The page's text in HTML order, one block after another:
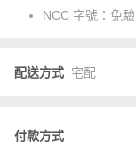
NCC 字號： 免驗
配送方式 宅配
付款方式